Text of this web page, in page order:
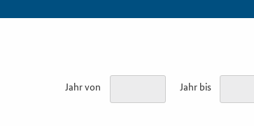
Jahr von Jahr bis